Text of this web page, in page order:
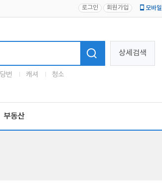
로그인 회원가입 모바일
상세검색
당번 캐셔 청소
부동산